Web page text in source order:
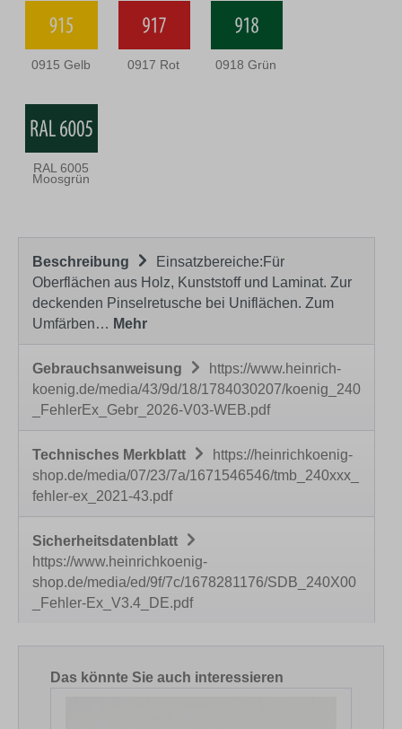
0915 Gelb 0917 Rot 0918 Grün
RAL 6005
Moosgrün
Beschreibung
Einsatzbereiche:Für
Oberflächen aus Holz, Kunststoff und Laminat. Zur
deckenden Pinselretusche bei Uniflächen. Zum
Umfärben… Mehr
Gebrauchsanweisung
https://www.heinrich-
koenig.de/media/43/9d/18/1784030207/koenig_240
_FehlerEx_Gebr_2026-V03-WEB.pdf
Technisches Merkblatt
https://heinrichkoenig-
shop.de/media/07/23/7a/1671546546/tmb_240xxx_
fehler-ex_2021-43.pdf
Sicherheitsdatenblatt
https://www.heinrichkoenig-
shop.de/media/ed/9f/7c/1678281176/SDB_240X00
_Fehler-Ex_V3.4_DE.pdf
Produktgalerie überspringen
Das könnte Sie auch interessieren